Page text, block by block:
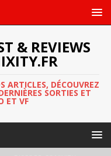
& REVIEWS
ARTICLES, DÉCOUVREZ
SORTIES ET
ET VF